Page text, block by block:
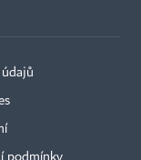
podmínky